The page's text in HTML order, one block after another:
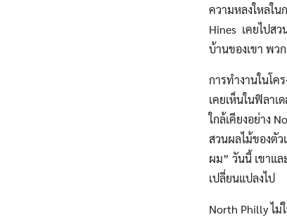
ความหลงใหลใ
Hines เคยไปส
บ้านของเขา พว
การทำงานในโค
เคยเห็นในฟิลาเ
ใกล้เคียงอย่าง
สวนผลไม้ของตัว
ผม” วันนี้ เขาแ
เปลี่ยนแปลงไป
North Philly ไ